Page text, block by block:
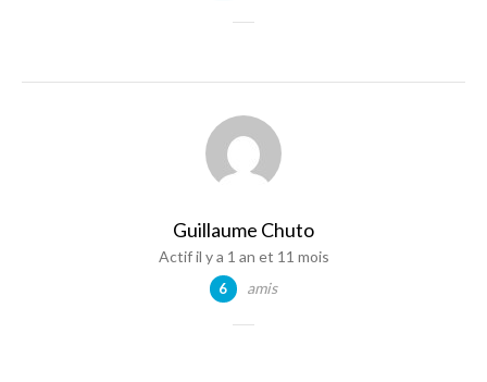
Guillaume Chuto
Actif il y a 1 an et 11 mois
6 amis